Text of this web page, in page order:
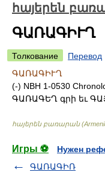
հայերեն
ԳԱՌԱԳԻՒՂ
Толкование
Перевод
ԳԱՌԱԳԻՒՂ
(-) NBH 1-0530
ԳԱՌԱԳԵՂ գրի եւ
հայերեն բառարան
Игры ⚽
Нужен
ԳԱՌԱԳԻՌ